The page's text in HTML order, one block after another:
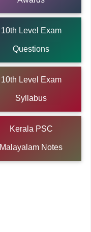
10th Level Exam
Questions
10th Level Exam
Syllabus
Kerala PSC
Malayalam Notes